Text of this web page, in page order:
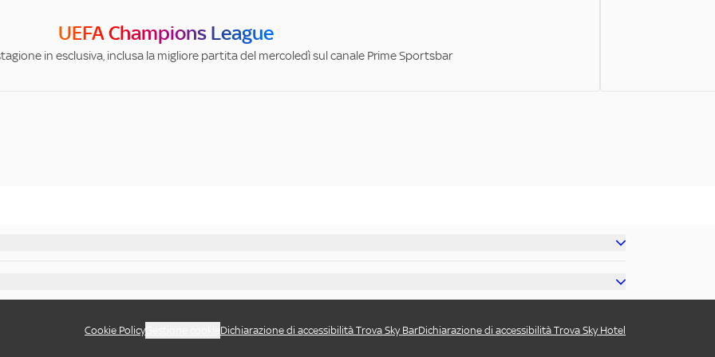
UEFA Champions League
in esclusiva, inclusa la migliore partita del mercoledì sul canale Prime Sportsbar
Cookie Policy Dichiarazione di accessibilità Trova Sky BarDichiarazione di accessibilità Trova Sky Hotel